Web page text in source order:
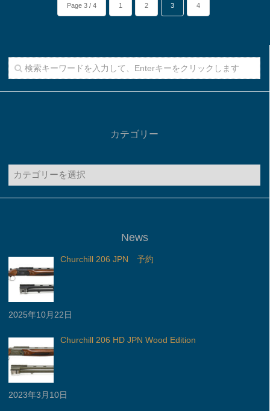
Page 3 / 4 1 2 3 4
カテゴリー
News
Churchill 206 JPN 予約
2025年10月22日
Churchill 206 HD JPN Wood Edition
2023年3月10日